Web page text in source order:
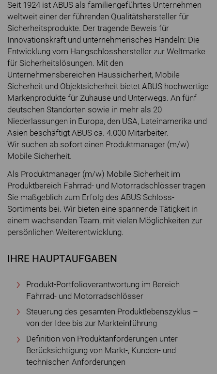
Seit 1924 ist ABUS als familiengeführtes Unternehmen
weltweit einer der führenden Qualitätshersteller für
Sicherheitsprodukte. Der tragende Beweis für
Innovationskraft und unternehmerisches Handeln: Die
Entwicklung vom Hangschlosshersteller zur Weltmarke
für Sicherheitslösungen. Mit den
Unternehmensbereichen Haussicherheit, Mobile
Sicherheit und Objektsicherheit bietet ABUS hochwertige
Markenprodukte für Zuhause und Unterwegs. An fünf
deutschen Standorten sowie in mehr als 20
Niederlassungen in Europa, den USA, Lateinamerika und
Asien beschäftigt ABUS ca. 4.000 Mitarbeiter.
Wir suchen ab sofort einen Produktmanager (m/w)
Mobile Sicherheit.
Als Produktmanager (m/w) Mobile Sicherheit im
Produktbereich Fahrrad- und Motorradschlösser tragen
Sie maßgeblich zum Erfolg des ABUS Schloss-
Sortiments bei. Wir bieten eine spannende Tätigkeit in
einem wachsenden Team, mit vielen Möglichkeiten zur
persönlichen Weiterentwicklung.
IHRE HAUPTAUFGABEN
Produkt-Portfolioverantwortung im Bereich
Fahrrad- und Motorradschlösser
Steuerung des gesamten Produktlebenszyklus –
von der Idee bis zur Markteinführung
Definition von Produktanforderungen unter
Berücksichtigung von Markt-, Kunden- und
technischen Anforderungen